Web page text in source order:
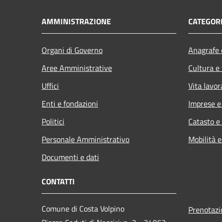
AMMINISTRAZIONE
Organi di Governo
Aree Amministrative
Uffici
Enti e fondazioni
Politici
Personale Amministrativo
Documenti e dati
Cultura
Vita
Imprese
Catasto
Mobilità
CONTATTI
Comune di Costa Volpino